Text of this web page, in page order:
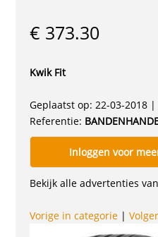
€ 373.30
Kwik Fit
Geplaatst op: 22-03-2018
Referentie:
Inloggen voor
Bekijk alle advertenties
Vorige in categorie |